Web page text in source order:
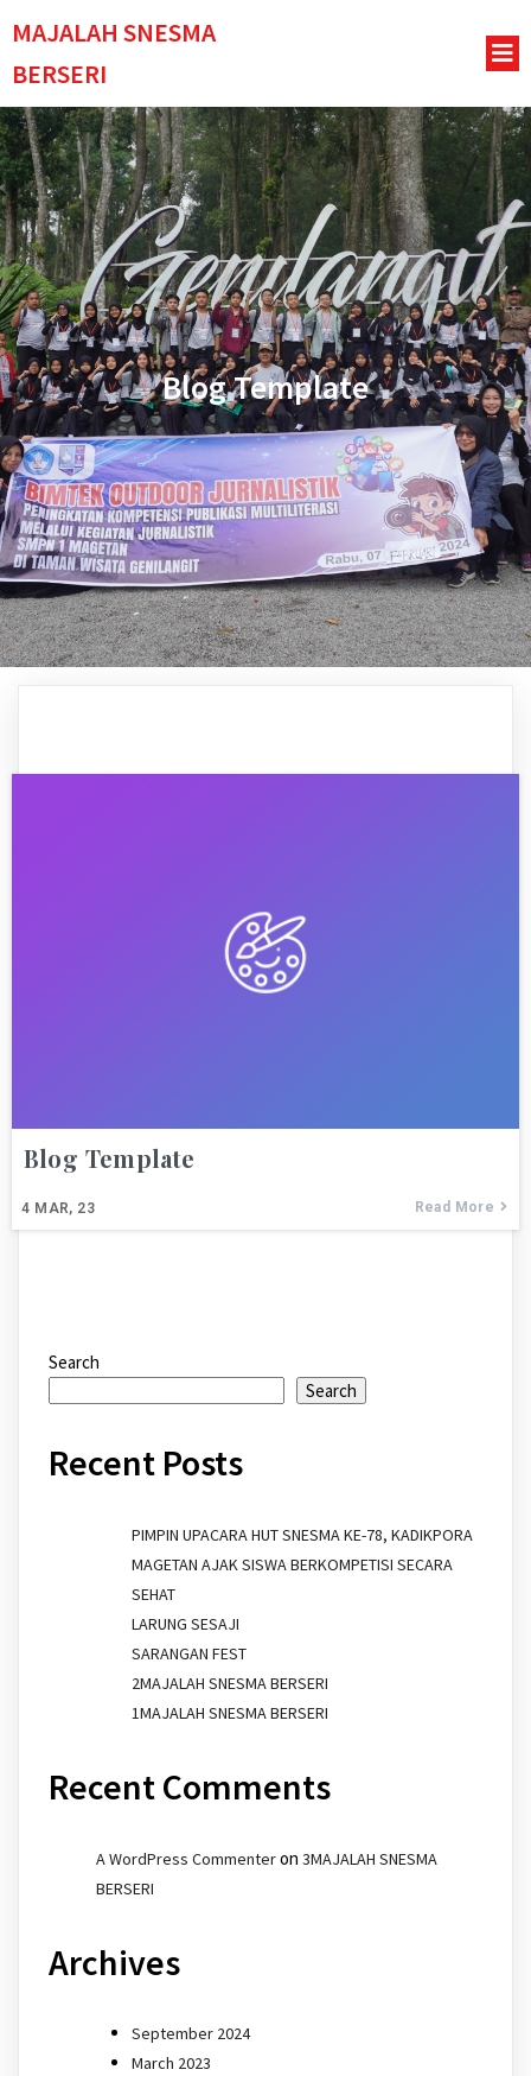
MAJALAH SNESMA
BERSERI
Blog Template
Blog Template
4 MAR, 23 Read More
Search
Search
Recent Posts
PIMPIN UPACARA HUT SNESMA KE-78, KADIKPORA
MAGETAN AJAK SISWA BERKOMPETISI SECARA
SEHAT
LARUNG SESAJI
SARANGAN FEST
2MAJALAH SNESMA BERSERI
1MAJALAH SNESMA BERSERI
Recent Comments
A WordPress Commenteron 3MAJALAH SNESMA
BERSERI
Archives
September 2024
March 2023